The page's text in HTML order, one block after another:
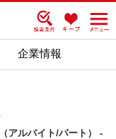
企業情報
アルバイト/パート） -